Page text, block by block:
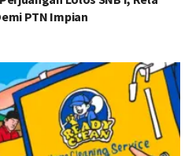
PTN Impian